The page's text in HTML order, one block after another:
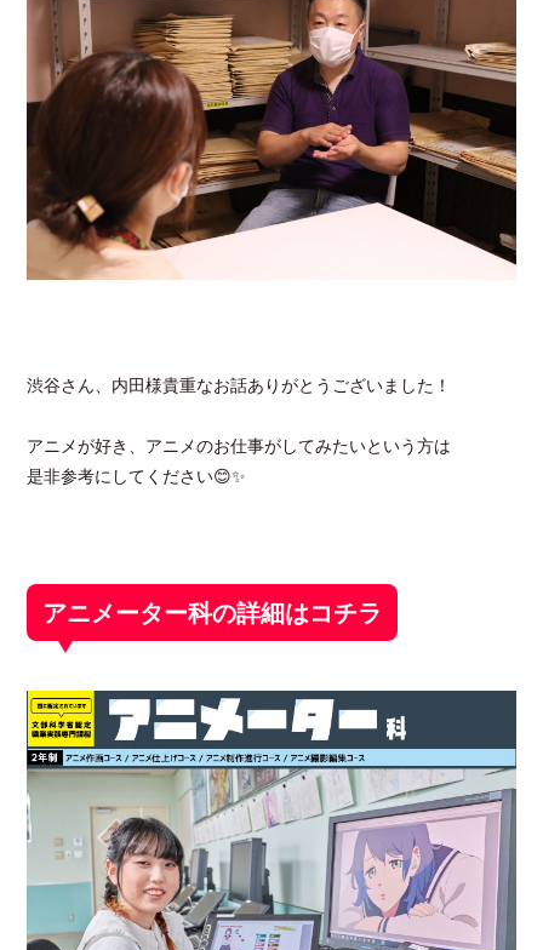
渋谷さん、内田様貴重なお話ありがとうございました！
アニメが好き、アニメのお仕事がしてみたいという方は
是非参考にしてください😊✨
アニメーター科の詳細はコチラ